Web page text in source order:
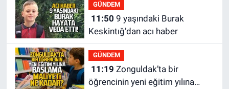
GÜNDEM
11:50
Keskintığ’dan acı haber
GÜNDEM
11:19
öğrencinin yeni eğitim yılına